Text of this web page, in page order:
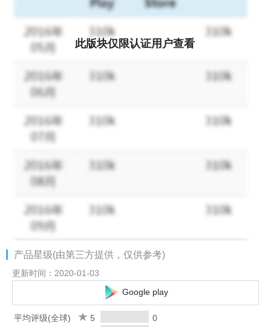
此版块仅限认证用户查看
产品星级(由第三方提供，仅供参考)
更新时间：2020-01-03
Google play
平均评级(全球) 5 0